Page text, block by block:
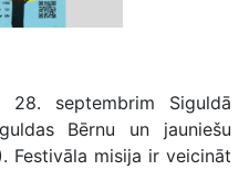
septembrim Siguldā
Bērnu un jauniešu
Festivāla misija ir veicināt